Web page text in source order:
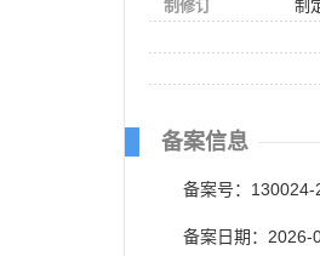
制修订
制
备案信息
备案号：130024-
备案日期：2026-